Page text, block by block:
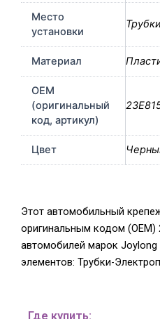
Место
установки
Материал
OEM
(оригинальный
код, артикул)
Цвет
Этот автомобильный
оригинальным кодом (OEM)
автомобилей марок
элементов: Трубки-
Где купить: